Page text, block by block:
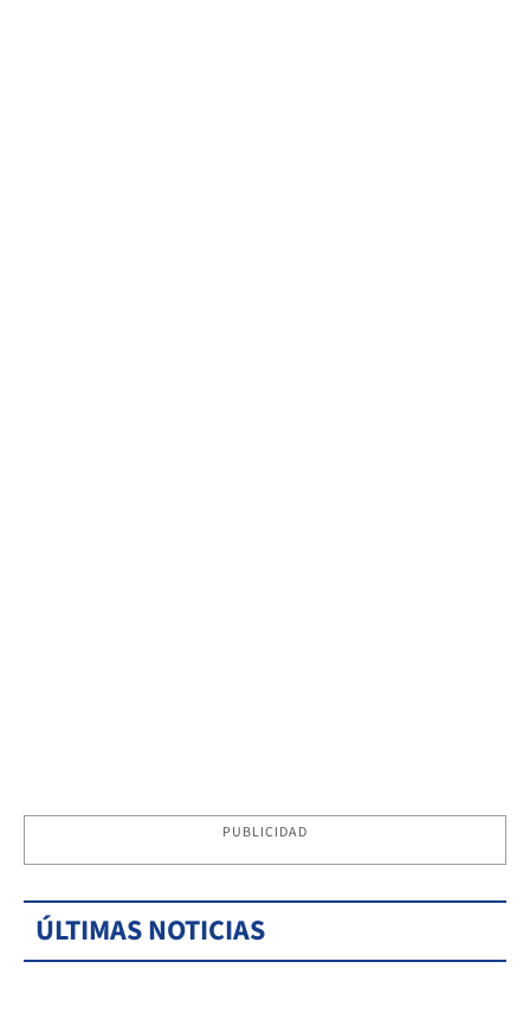
PUBLICIDAD
ÚLTIMAS NOTICIAS